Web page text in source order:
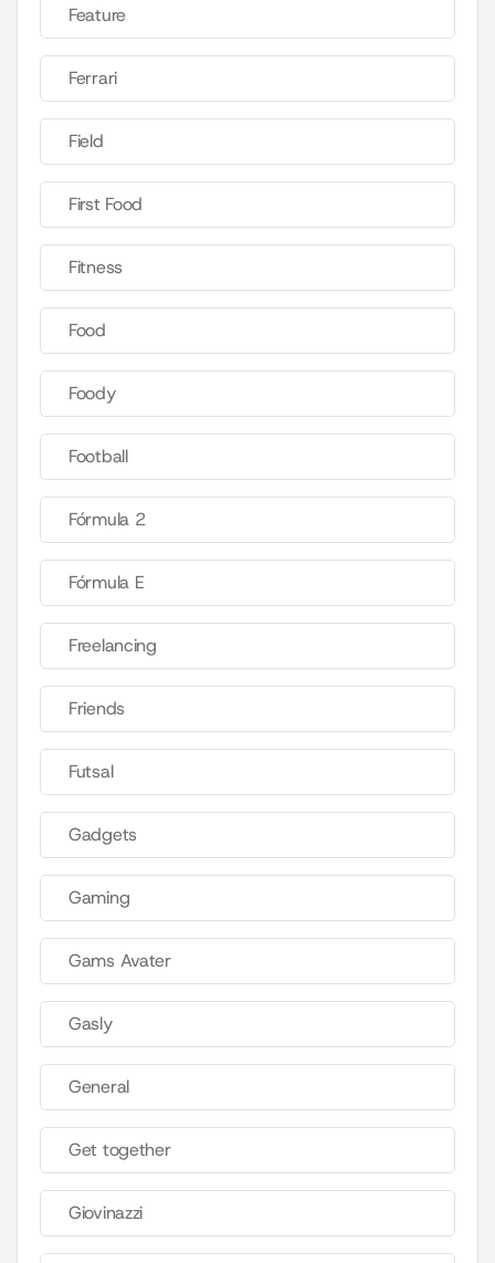
Feature
Ferrari
Field
First Food
Fitness
Food
Foody
Football
Fórmula 2
Fórmula E
Freelancing
Friends
Futsal
Gadgets
Gaming
Gams Avater
Gasly
General
Get together
Giovinazzi